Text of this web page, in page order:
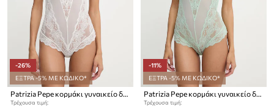
-26%
ΕΞΤΡΑ -5% ΜΕ ΚΩΔΙΚΟ*
Patrizia Pepe κορμάκι γυναικείο δαντέλα
Τρέχουσα τιμή:
-11%
ΕΞΤΡΑ -5% ΜΕ ΚΩΔΙΚΟ*
Patrizia Pepe κορμάκι γυναικείο δαντελένιο
Τρέχουσα τιμή: